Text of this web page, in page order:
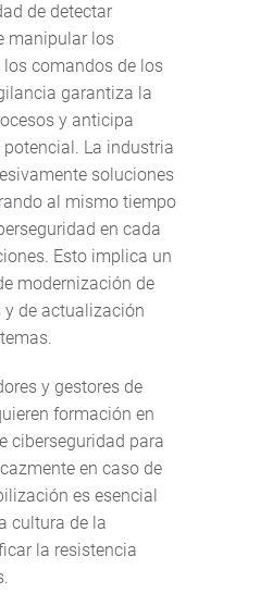
de detectar
manipular los
comandos de los
garantiza la
y anticipa
La industria
soluciones
al mismo tiempo
en cada
Esto implica un
modernización de
de actualización
y gestores de
formación en
ciberseguridad para
en caso de
es esencial
cultura de la
la resistencia